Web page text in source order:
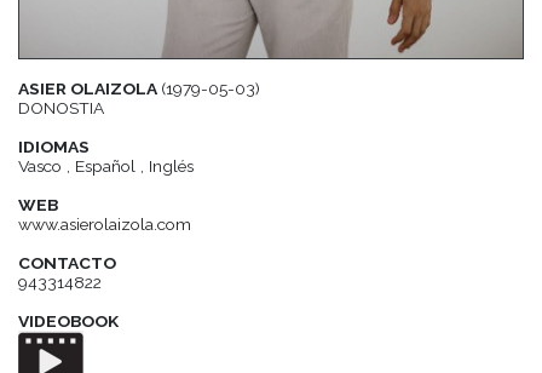
ASIER OLAIZOLA (1979-05-03)
DONOSTIA
IDIOMAS
Vasco , Español , Inglés
WEB
www.asierolaizola.com
CONTACTO
943314822
VIDEOBOOK